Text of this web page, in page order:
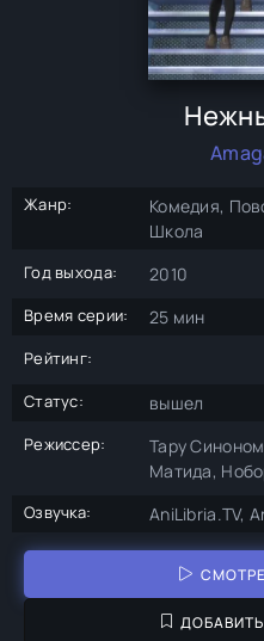
Жанр:
Комедия,
Школа
Год выхода: 2010
Время серии: 25 мин
Рейтинг:
Статус:
вышел
Режиссер:
Тару
Матида,
Озвучка: AniLibria.TV,